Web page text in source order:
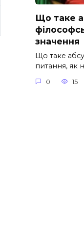
Що таке
значення
Що таке
питання, як
0 15